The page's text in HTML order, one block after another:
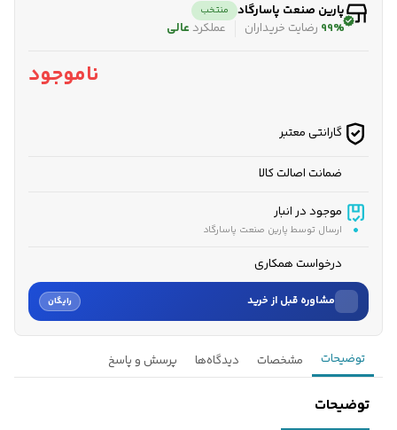
پارین صنعت پاسارگاد منتخب
99% رضایت خریداران عملکرد عالی
ناموجود
گارانتی معتبر
ضمانت اصالت کالا
موجود در انبار
ارسال توسط پارین صنعت پاسارگاد
درخواست همکاری
مشاوره قبل از خرید رایگان
نام
توضیحات مشخصات دیدگاه‌ها پرسش و پاسخ
توضیحات